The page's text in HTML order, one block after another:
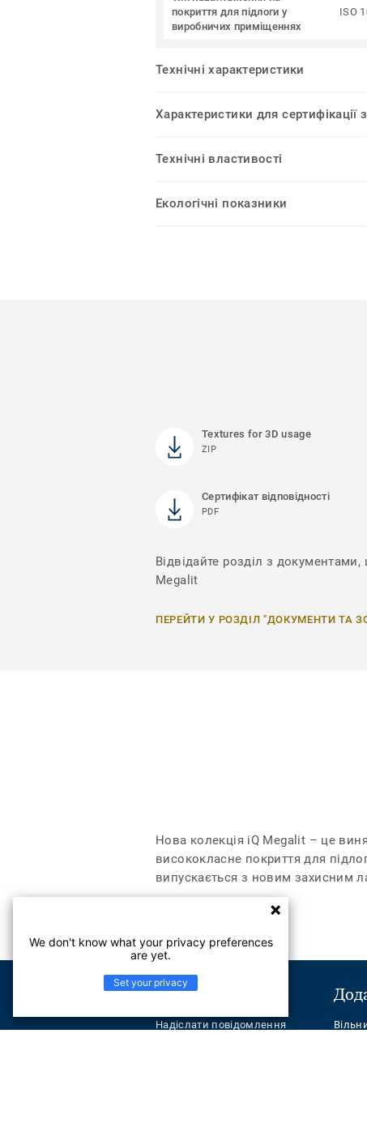
покриття для підлоги у
виробничих приміщеннях
ISO
Технічні характеристики
Характеристики для сертифікації
Технічні властивості
Екологічні показники
Textures for 3D usage
ZIP
Сертифікат відповідності
PDF
Відвідайте розділ з документами,
Megalit
ПЕРЕЙТИ У РОЗДІЛ "ДОКУМЕНТИ ТА
Нова колекція іQ Megalit – це
висококласне покриття для
випускається з новим захисним
Підтримка
Надіслати повідомлення
We don't know what your privacy preferences
are yet.
Set your privacy